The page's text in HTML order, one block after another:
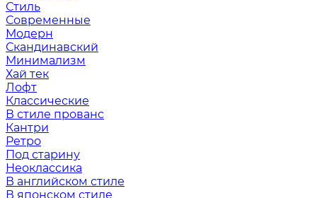
Стиль
Современные
Модерн
Скандинавский
Минимализм
Хай тек
Лофт
Классические
В стиле прованс
Кантри
Ретро
Под старину
Неоклассика
В английском стиле
В японском стиле